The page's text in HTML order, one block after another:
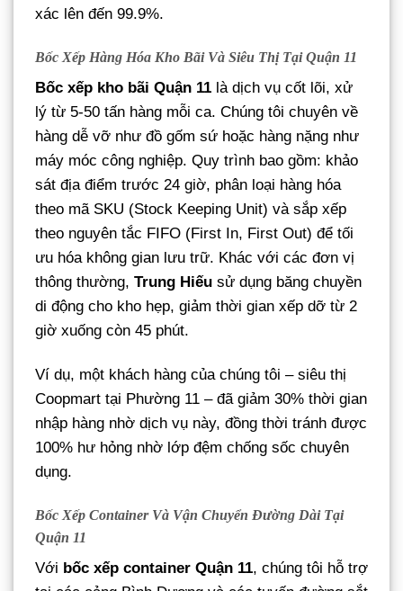
xác lên đến 99.9%.
Bốc Xếp Hàng Hóa Kho Bãi Và Siêu Thị Tại Quận 11
Bốc xếp kho bãi Quận 11 là dịch vụ cốt lõi, xử
lý từ 5-50 tấn hàng mỗi ca. Chúng tôi chuyên về
hàng dễ vỡ như đồ gốm sứ hoặc hàng nặng như
máy móc công nghiệp. Quy trình bao gồm: khảo
sát địa điểm trước 24 giờ, phân loại hàng hóa
theo mã SKU (Stock Keeping Unit) và sắp xếp
theo nguyên tắc FIFO (First In, First Out) để tối
ưu hóa không gian lưu trữ. Khác với các đơn vị
thông thường, Trung Hiếu sử dụng băng chuyền
di động cho kho hẹp, giảm thời gian xếp dỡ từ 2
giờ xuống còn 45 phút.
Ví dụ, một khách hàng của chúng tôi – siêu thị
Coopmart tại Phường 11 – đã giảm 30% thời gian
nhập hàng nhờ dịch vụ này, đồng thời tránh được
100% hư hỏng nhờ lớp đệm chống sốc chuyên
dụng.
Bốc Xếp Container Và Vận Chuyển Đường Dài Tại
Quận 11
Với bốc xếp container Quận 11, chúng tôi hỗ trợ